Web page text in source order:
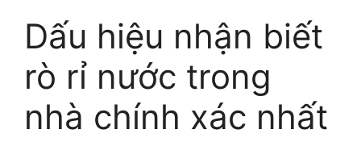
Dấu hiệu nhận biết
rò rỉ nước trong
nhà chính xác nhất